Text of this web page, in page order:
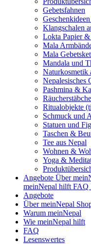
Gebetsfahnen
Klangschalen
Lokta Papier &
Mala
Mala
Mandala und
Nepalesisches
Pashmina &
Ritualobjekte
Schmuck und
Statuen und
Taschen &
Tee aus Nepal
Wohnen &
Yoga &
Angebote Über
meinNepal hilft FAQ
Angebote
Über meinNepal
Warum meinNepal
Wie meinNepal hilft
FAQ
Lesenswertes